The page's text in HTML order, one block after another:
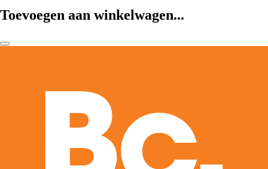
Toevoegen aan winkelwagen...